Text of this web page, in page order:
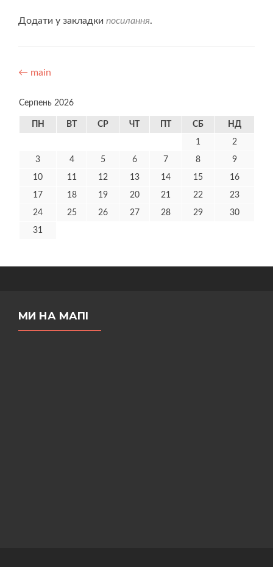
Додати у закладки посилання.
Навігація
записів
← main
Серпень 2026
ПН ВТ СР ЧТ СБ НД
1 2
3 4 5 6 7 8 9
10 11 12 13 14 15 16
17 18 19 20 21 22 23
24 25 26 27 28 29 30
31
МИ НА МАПІ